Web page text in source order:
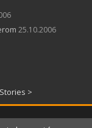
25.10.2006
>